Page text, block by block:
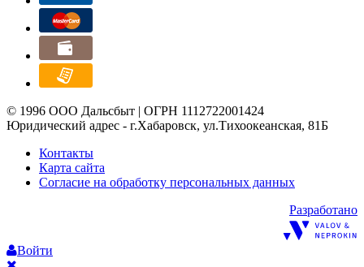
© 1996 ООО Дальсбыт | ОГРН 1112722001424
Юридический адрес - г.Хабаровск, ул.Тихоокеанская, 81Б
Контакты
Карта сайта
Согласие на обработку персональных данных
Разработано
Войти